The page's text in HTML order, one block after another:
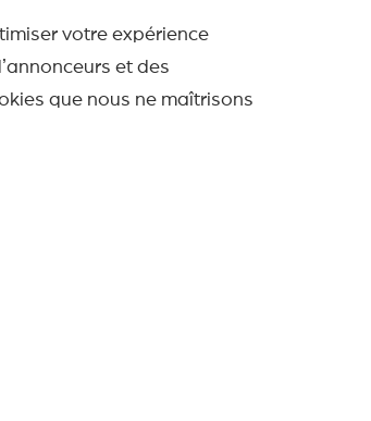
votre expérience
et des
que nous ne maîtrisons